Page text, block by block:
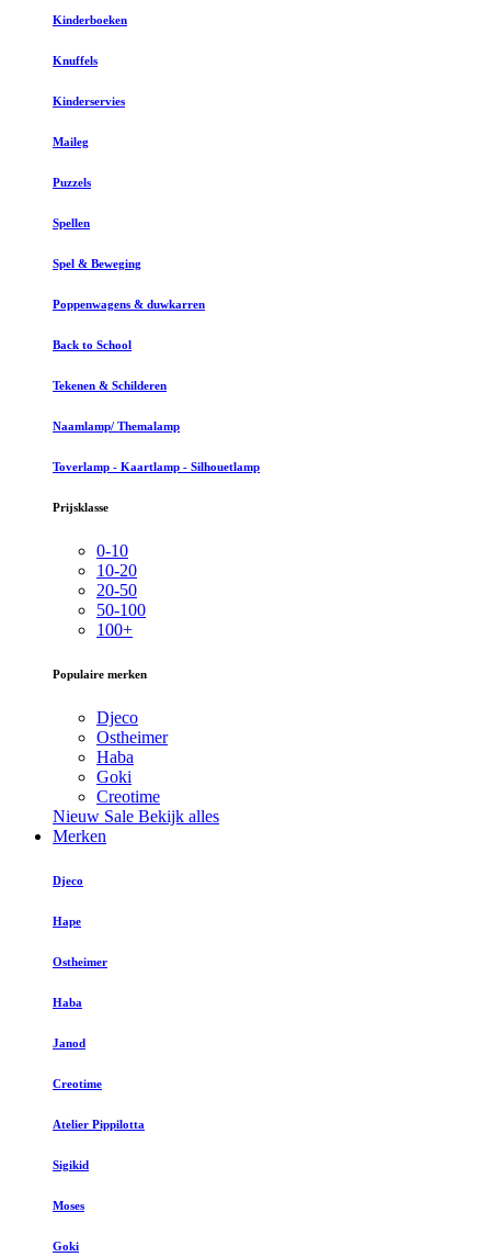
Kinderboeken
Knuffels
Kinderservies
Maileg
Puzzels
Spellen
Spel & Beweging
Poppenwagens & duwkarren
Back to School
Tekenen & Schilderen
Naamlamp/ Themalamp
Toverlamp - Kaartlamp - Silhouetlamp
Prijsklasse
0-10
10-20
20-50
50-100
100+
Populaire merken
Djeco
Ostheimer
Haba
Goki
Creotime
Nieuw Sale Bekijk alles
Merken
Djeco
Hape
Ostheimer
Haba
Janod
Creotime
Atelier Pippilotta
Sigikid
Moses
Goki